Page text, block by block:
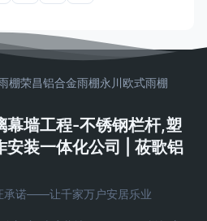
棚荣昌铝合金雨棚永川欧式雨棚
幕墙工程-不锈钢栏杆,塑
安装一体化公司 | 莜歌铝
承诺——让千家万户安居乐业